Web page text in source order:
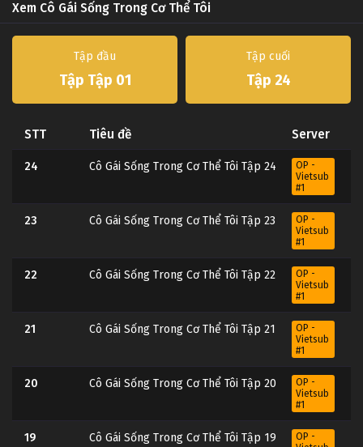
Xem Cô Gái Sống Trong Cơ Thể Tôi
Tập đầu
Tập Tập 01
Tập cuối
Tập 24
STT Tiêu đề Server
24 Cô Gái Sống Trong Cơ Thể Tôi Tập 24
OP -
Vietsub
#1
23 Cô Gái Sống Trong Cơ Thể Tôi Tập 23
OP -
Vietsub
#1
22 Cô Gái Sống Trong Cơ Thể Tôi Tập 22
OP -
Vietsub
#1
21 Cô Gái Sống Trong Cơ Thể Tôi Tập 21
OP -
Vietsub
#1
20 Cô Gái Sống Trong Cơ Thể Tôi Tập 20
OP -
Vietsub
#1
19 Cô Gái Sống Trong Cơ Thể Tôi Tập 19
OP -